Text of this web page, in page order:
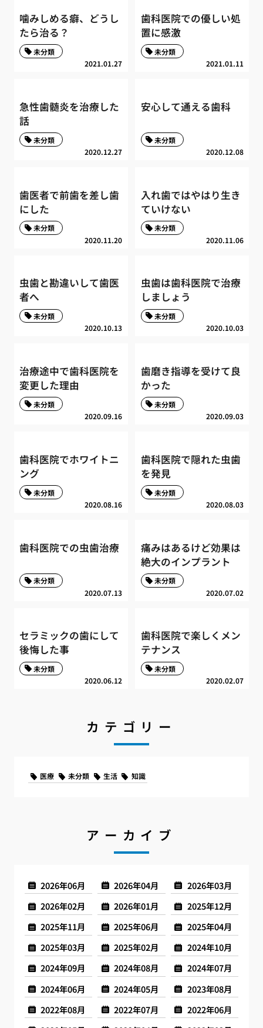
噛みしめる癖、どうし
たら治る？
2021.01.27
未分類
歯科医院での優しい処
置に感激
2021.01.11
未分類
急性歯髄炎を治療した
話
2020.12.27
未分類
安心して通える歯科
2020.12.08
未分類
歯医者で前歯を差し歯
にした
2020.11.20
未分類
入れ歯ではやはり生き
ていけない
2020.11.06
未分類
虫歯と勘違いして歯医
者へ
2020.10.13
未分類
虫歯は歯科医院で治療
しましょう
2020.10.03
未分類
治療途中で歯科医院を
変更した理由
2020.09.16
未分類
歯磨き指導を受けて良
かった
2020.09.03
未分類
歯科医院でホワイトニ
ング
2020.08.16
未分類
歯科医院で隠れた虫歯
を発見
2020.08.03
未分類
歯科医院での虫歯治療
2020.07.13
未分類
痛みはあるけど効果は
絶大のインプラント
2020.07.02
未分類
セラミックの歯にして
後悔した事
2020.06.12
未分類
歯科医院で楽しくメン
テナンス
2020.02.07
未分類
カテゴリー
医療 未分類 生活 知識
アーカイブ
2026年06月 2026年04月
2026年03月
2026年02月
2026年01月
2025年12月
2025年11月
2025年06月
2025年04月
2025年03月
2025年02月
2024年10月
2024年09月
2024年08月
2024年07月
2024年06月
2024年05月
2023年08月
2022年08月
2022年07月
2022年06月